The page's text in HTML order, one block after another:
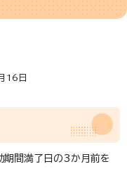
16日
期間満了日の3か月前を